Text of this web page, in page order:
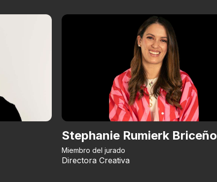
Stephanie Rumierk Briceño
Miembro del jurado
Directora Creativa